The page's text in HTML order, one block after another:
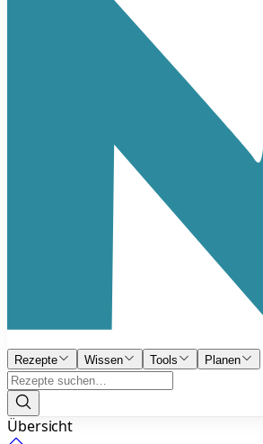
Rezepte Wissen Tools Planen
Übersicht